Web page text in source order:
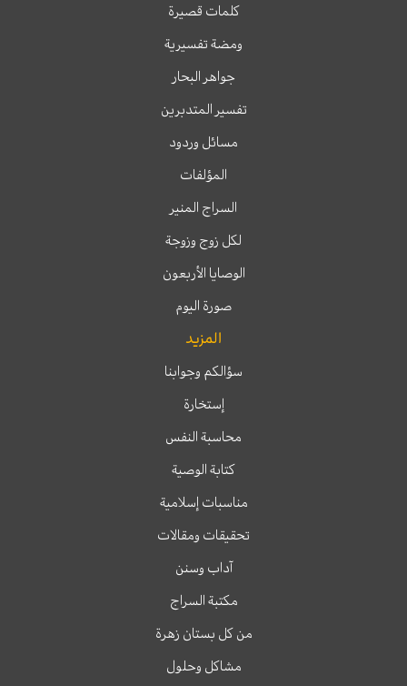
كلمات قصيرة
ومضة تفسيرية
جواهر البحار
تفسير المتدبرين
مسائل وردود
المؤلفات
السراج المنير
لكل زوج وزوجة
الوصايا الأربعون
صورة اليوم
المزيد
سؤالكم وجوابنا
إستخارة
محاسبة النفس
كتابة الوصية
مناسبات إسلامية
تحقيقات ومقالات
آداب وسنن
مكتبة السراج
من كل بستان زهرة
مشاكل وحلول